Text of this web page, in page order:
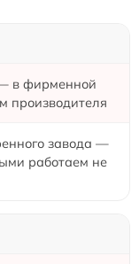
в фирменной
производителя
завода —
работаем не